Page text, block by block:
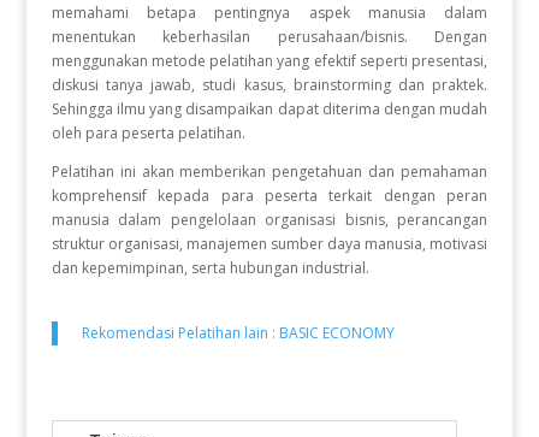
memahami betapa pentingnya aspek manusia dalam
menentukan keberhasilan perusahaan/bisnis. Dengan
menggunakan metode pelatihan yang efektif seperti presentasi,
diskusi tanya jawab, studi kasus, brainstorming dan praktek.
Sehingga ilmu yang disampaikan dapat diterima dengan mudah
oleh para peserta pelatihan.
Pelatihan ini akan memberikan pengetahuan dan pemahaman
komprehensif kepada para peserta terkait dengan peran
manusia dalam pengelolaan organisasi bisnis, perancangan
struktur organisasi, manajemen sumber daya manusia, motivasi
dan kepemimpinan, serta hubungan industrial.
Rekomendasi Pelatihan lain : BASIC ECONOMY